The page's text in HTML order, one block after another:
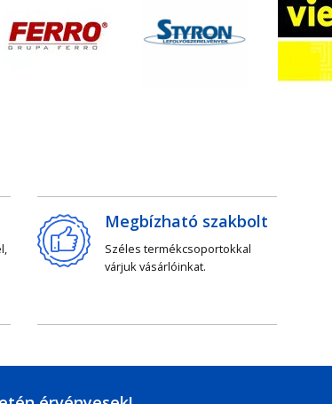
Megbízható szakbolt
Széles termékcsoportokkal
várjuk vásárlóinkat.